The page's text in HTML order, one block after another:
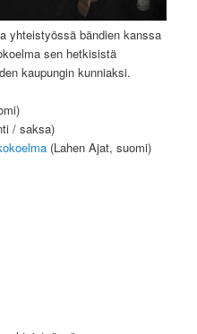
yhteistyössä bändien kanssa
sen hetkisistä
kaupungin kunniaksi.
/ saksa)
(Lahen Ajat, suomi)